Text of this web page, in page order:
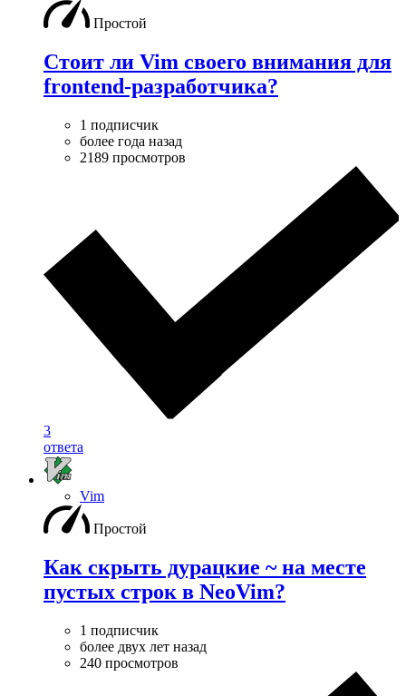
Простой
Стоит ли Vim своего внимания для
frontend-разработчика?
1 подписчик
более года назад
2189 просмотров
3
ответа
Vim
Простой
Как скрыть дурацкие ~ на месте
пустых строк в NeoVim?
1 подписчик
более двух лет назад
240 просмотров